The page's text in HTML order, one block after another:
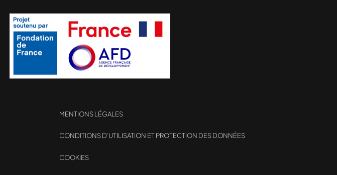
MENTIONS LÉGALES
CONDITIONS D’UTILISATION ET PROTECTION DES DONNÉES
COOKIES